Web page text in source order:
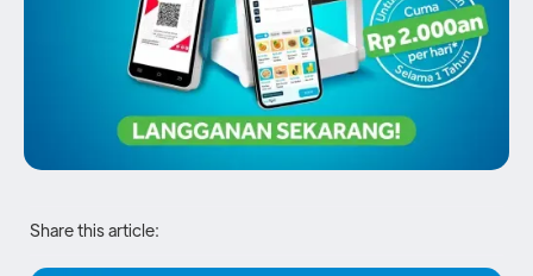
Share this article: